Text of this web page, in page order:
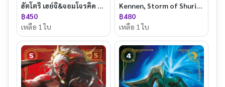
ฮัตโตริ เฮย์จิ&จอมโจรคิด — B10098P
฿450
เหลือ 1 ใบ
Kennen, Storm of Shuriken
฿480
เหลือ 1 ใบ